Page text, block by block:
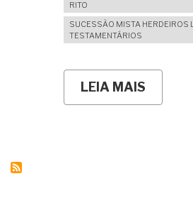
RITO
SUCESSÃO MISTA HERDEIROS
TESTAMENTÁRIOS
LEIA MAIS
ANOS